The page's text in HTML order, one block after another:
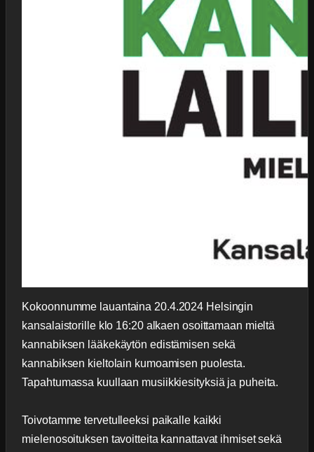
Kokoonnumme lauantaina 20.4.2024 Helsingin
kansalaistorille klo 16:20 alkaen osoittamaan mieltä
kannabiksen lääkekäytön edistämisen sekä
kannabiksen kieltolain kumoamisen puolesta.
Tapahtumassa kuullaan musiikkiesityksiä ja puheita.
Toivotamme tervetulleeksi paikalle kaikki
mielenosoituksen tavoitteita kannattavat ihmiset sekä